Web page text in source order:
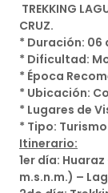
TREKKING
CRUZ.
* Duración: 06
* Dificultad:
* Época
* Ubicación:
* Lugares de
* Tipo:
Itinerario:
1er día:
m.s.n.m.) –